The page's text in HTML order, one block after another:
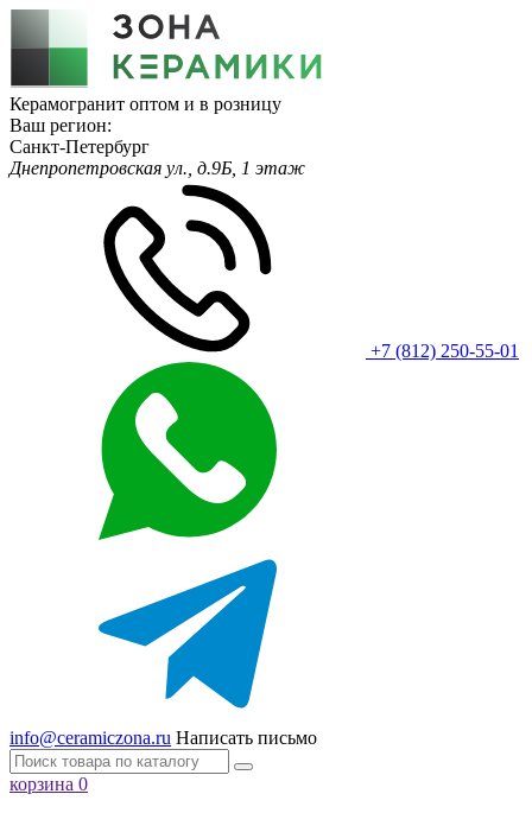
Керамогранит оптом и в розницу
Ваш регион:
Санкт-Петербург
Днепропетровская ул., д.9Б, 1 этаж
+7 (812) 250-55-01
info@ceramiczona.ru Написать письмо
корзина 0